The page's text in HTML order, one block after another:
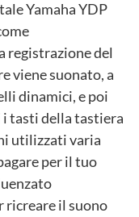
Yamaha YDP
registrazione del
viene suonato, a
dinamici, e poi
tasti della tastiera
utilizzati varia
per il tuo
ricreare il suono